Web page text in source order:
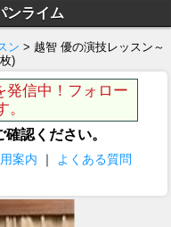
ンライム
ン > 越智 優の演技レッスン～
)
発信中！フォロー
確認ください。
案内 ｜ よくある質問